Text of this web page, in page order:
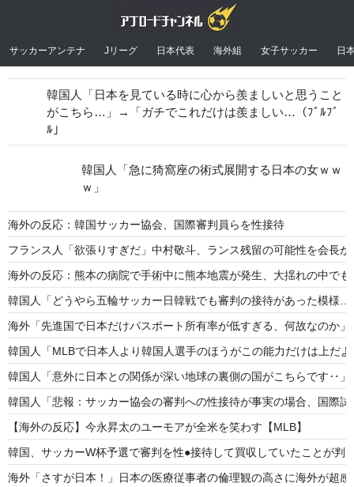
サッカーアンテナ Jリーグ 日本代表 海外組 女子サッカー 日
海外の反応：韓国サッカー協会、国際審判員らを性接待
フランス人「欲張りすぎだ」中村敬斗、ランス残留の可能性を会長
海外の反応：熊本の病院で手術中に熊本地震が発生、大揺れの中で
韓国人「どうやら五輪サッカー日韓戦でも審判の接待があった模
海外「先進国で日本だけパスポート所有率が低すぎる、何故なのか」
韓国人「MLBで日本人より韓国人選手のほうがこの能力だけは上だよ
韓国人「意外に日本との関係が深い地球の裏側の国がこちらです‥
韓国人「悲報：サッカー協会の審判への性接待が事実の場合、国際
【海外の反応】今永昇太のユーモアが全米を笑わす【MLB】
韓国、サッカーW杯予選で審判を性●接待して買収していたことが判
海外「さすが日本！」日本の医療従事者の倫理観の高さに海外が超感
韓国人「日本を見ている時に心から羨ましいと思うこと
がこちら…」→「ガチでこれだけは羨ましい…（ﾌﾞﾙﾌﾞ
ﾙ」
韓国人「急に猗窩座の術式展開する日本の女ｗｗ
ｗ」